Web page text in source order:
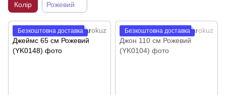
Колір Рожевий
Безкоштовна доставка Безкоштовна доставка